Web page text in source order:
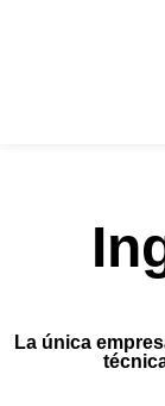
La única